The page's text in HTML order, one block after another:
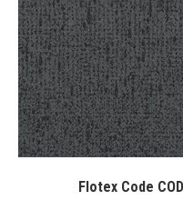
Flotex Code